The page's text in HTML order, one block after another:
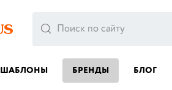
ШАБЛОНЫ БРЕНДЫ БЛОГ